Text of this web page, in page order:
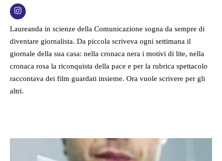
Laureanda in scienze della Comunicazione sogna da sempre di
diventare giornalista. Da piccola scriveva ogni settimana il
giornale della sua casa: nella cronaca nera i motivi di lite, nella
cronaca rosa la riconquista della pace e per la rubrica spettacolo
raccontava dei film guardati insieme. Ora vuole scrivere per gli
altri.